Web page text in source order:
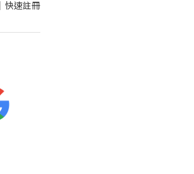
快速註冊